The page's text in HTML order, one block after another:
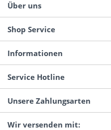
Über uns
Shop Service
Informationen
Service Hotline
Unsere Zahlungsarten
Wir versenden mit: